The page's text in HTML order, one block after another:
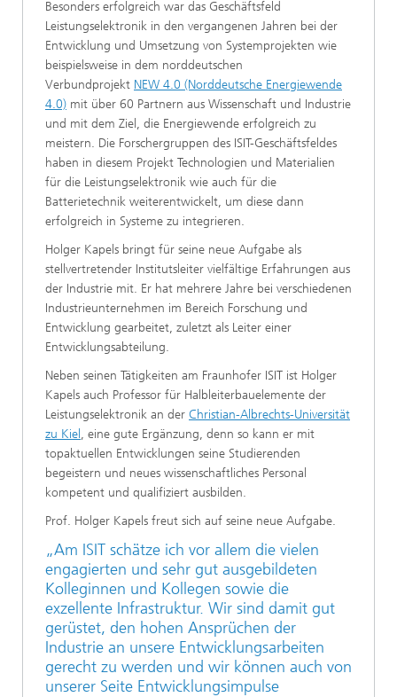
Besonders erfolgreich war das Geschäftsfeld
Leistungselektronik in den vergangenen Jahren bei der
Entwicklung und Umsetzung von Systemprojekten wie
beispielsweise in dem norddeutschen
Verbundprojekt NEW 4.0 (Norddeutsche Energiewende
4.0) mit über 60 Partnern aus Wissenschaft und Industrie
und mit dem Ziel, die Energiewende erfolgreich zu
meistern. Die Forschergruppen des ISIT-Geschäftsfeldes
haben in diesem Projekt Technologien und Materialien
für die Leistungselektronik wie auch für die
Batterietechnik weiterentwickelt, um diese dann
erfolgreich in Systeme zu integrieren.
Holger Kapels bringt für seine neue Aufgabe als
stellvertretender Institutsleiter vielfältige Erfahrungen aus
der Industrie mit. Er hat mehrere Jahre bei verschiedenen
Industrieunternehmen im Bereich Forschung und
Entwicklung gearbeitet, zuletzt als Leiter einer
Entwicklungsabteilung.
Neben seinen Tätigkeiten am Fraunhofer ISIT ist Holger
Kapels auch Professor für Halbleiterbauelemente der
Leistungselektronik an der Christian-Albrechts-Universität
zu Kiel , eine gute Ergänzung, denn so kann er mit
topaktuellen Entwicklungen seine Studierenden
begeistern und neues wissenschaftliches Personal
kompetent und qualifiziert ausbilden.
Prof. Holger Kapels freut sich auf seine neue Aufgabe.
„Am ISIT schätze ich vor allem die vielen
engagierten und sehr gut ausgebildeten
Kolleginnen und Kollegen sowie die
exzellente Infrastruktur. Wir sind damit gut
gerüstet, den hohen Ansprüchen der
Industrie an unsere Entwicklungsarbeiten
gerecht zu werden und wir können auch von
unserer Seite Entwicklungsimpulse